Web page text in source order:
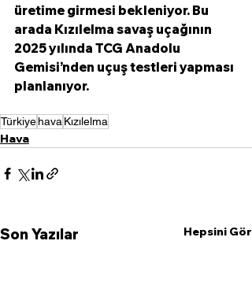
üretime girmesi bekleniyor. Bu
arada Kızılelma savaş uçağının
2025 yılında TCG Anadolu
Gemisi’nden uçuş testleri yapması
planlanıyor.
Türkiyehava Kızılelma
Hava
Son Yazılar Hepsini Gör